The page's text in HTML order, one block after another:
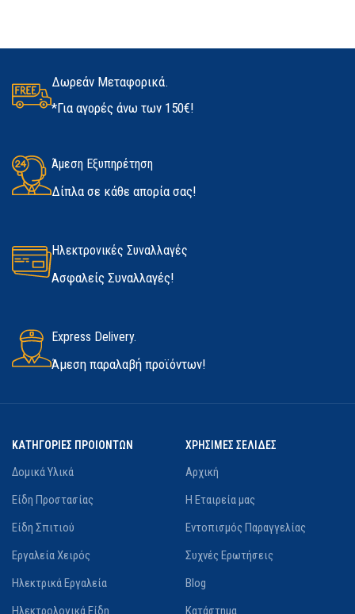
Δωρεάν Μεταφορικά.
*Για αγορές άνω των 150€!
Άμεση Εξυπηρέτηση
Δίπλα σε κάθε απορία σας!
Ηλεκτρονικές Συναλλαγές
Ασφαλείς Συναλλαγές!
Express Delivery.
Άμεση παραλαβή προϊόντων!
ΚΑΤΗΓΟΡΙΕΣ ΠΡΟΙΟΝΤΩΝ
Δομικά Υλικά
Είδη Προστασίας
Είδη Σπιτιού
Εργαλεία Χειρός
Ηλεκτρικά Εργαλεία
Ηλεκτρολογικά Είδη
ΧΡΗΣΙΜΕΣ ΣΕΛΙΔΕΣ
Αρχική
Η Εταιρεία μας
Εντοπισμός Παραγγελίας
Συχνές Ερωτήσεις
Blog
Κατάστημα